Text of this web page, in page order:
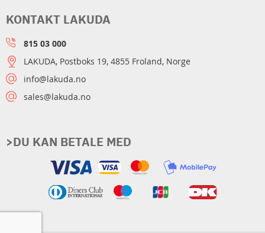
>DU KAN BETALE MED
KONTAKT LAKUDA
815 03 000
LAKUDA, Postboks 19, 4855 Froland, Norge
info@lakuda.no
sales@lakuda.no